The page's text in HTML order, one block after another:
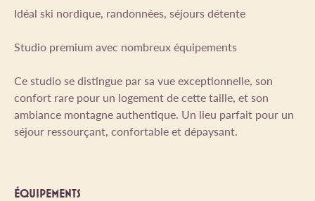
Idéal ski nordique, randonnées, séjours détente
Studio premium avec nombreux équipements
Ce studio se distingue par sa vue exceptionnelle, son
confort rare pour un logement de cette taille, et son
ambiance montagne authentique. Un lieu parfait pour un
séjour ressourçant, confortable et dépaysant.
ÉQUIPEMENTS